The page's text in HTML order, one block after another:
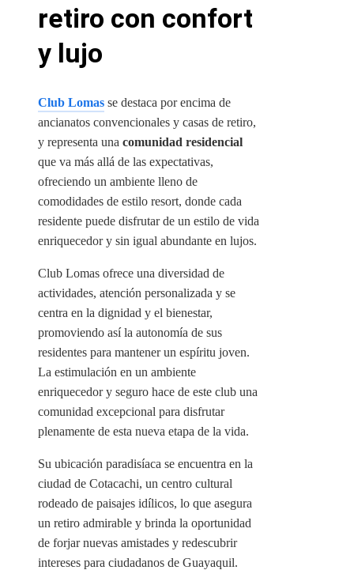
retiro con confort
y lujo
Club Lomas se destaca por encima de
ancianatos convencionales y casas de retiro,
y representa una comunidad residencial
que va más allá de las expectativas,
ofreciendo un ambiente lleno de
comodidades de estilo resort, donde cada
residente puede disfrutar de un estilo de vida
enriquecedor y sin igual abundante en lujos.
Club Lomas ofrece una diversidad de
actividades, atención personalizada y se
centra en la dignidad y el bienestar,
promoviendo así la autonomía de sus
residentes para mantener un espíritu joven.
La estimulación en un ambiente
enriquecedor y seguro hace de este club una
comunidad excepcional para disfrutar
plenamente de esta nueva etapa de la vida.
Su ubicación paradisíaca se encuentra en la
ciudad de Cotacachi, un centro cultural
rodeado de paisajes idílicos, lo que asegura
un retiro admirable y brinda la oportunidad
de forjar nuevas amistades y redescubrir
intereses para ciudadanos de Guayaquil.